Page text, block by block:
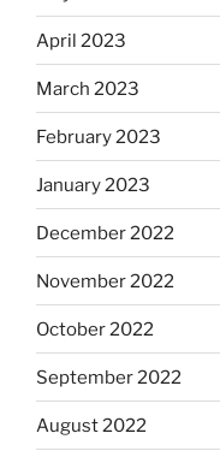
April 2023
March 2023
February 2023
January 2023
December 2022
November 2022
October 2022
September 2022
August 2022